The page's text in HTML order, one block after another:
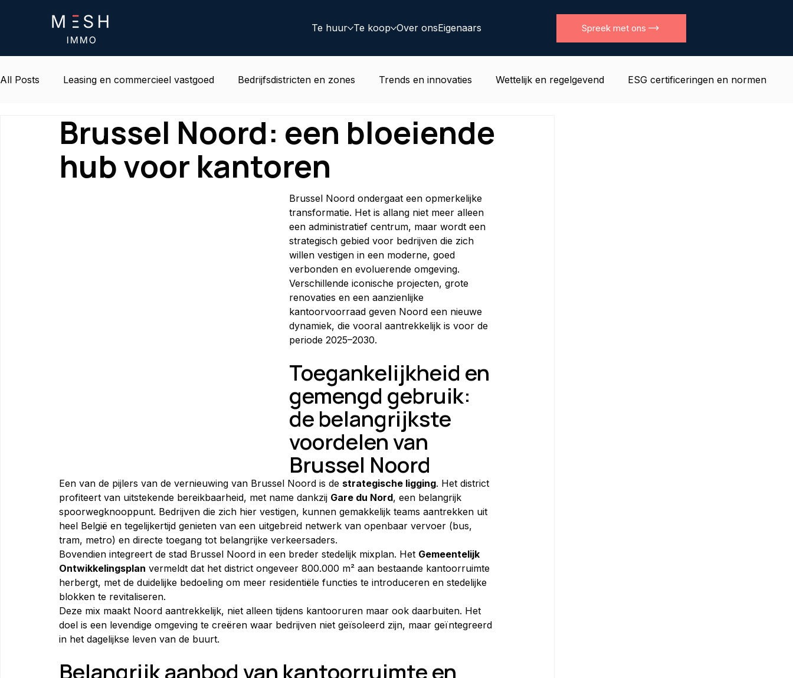
Te huur Te koop Over onsEigenaars Spreek met ons
All Posts Leasing en commercieel vastgoed Bedrijfsdistricten en zones Trends en innovaties Wettelijk en regelgevend ESG certificeringen en normen
Leven en omgeving op het werk Belgisch onroerend goed nieuws Woonwijken Coworking
Brussel Noord: een bloeiende
hub voor kantoren
Brussel Noord ondergaat een opmerkelijke
transformatie. Het is allang niet meer alleen
een administratief centrum, maar wordt een
strategisch gebied voor bedrijven die zich
willen vestigen in een moderne, goed
verbonden en evoluerende omgeving.
Verschillende iconische projecten, grote
renovaties en een aanzienlijke
kantoorvoorraad geven Noord een nieuwe
dynamiek, die vooral aantrekkelijk is voor de
periode 2025–2030.
Toegankelijkheid en
gemengd gebruik:
de belangrijkste
voordelen van
Brussel Noord
Een van de pijlers van de vernieuwing van Brussel Noord is de strategische ligging. Het district
profiteert van uitstekende bereikbaarheid, met name dankzij Gare du Nord, een belangrijk
spoorwegknooppunt. Bedrijven die zich hier vestigen, kunnen gemakkelijk teams aantrekken uit
heel België en tegelijkertijd genieten van een uitgebreid netwerk van openbaar vervoer (bus,
tram, metro) en directe toegang tot belangrijke verkeersaders.
Bovendien integreert de stad Brussel Noord in een breder stedelijk mixplan. Het Gemeentelijk
Ontwikkelingsplan vermeldt dat het district ongeveer 800.000 m² aan bestaande kantoorruimte
herbergt, met de duidelijke bedoeling om meer residentiële functies te introduceren en stedelijke
blokken te revitaliseren.
Deze mix maakt Noord aantrekkelijk, niet alleen tijdens kantooruren maar ook daarbuiten. Het
doel is een levendige omgeving te creëren waar bedrijven niet geïsoleerd zijn, maar geïntegreerd
in het dagelijkse leven van de buurt.
Belangrijk aanbod van kantoorruimte en